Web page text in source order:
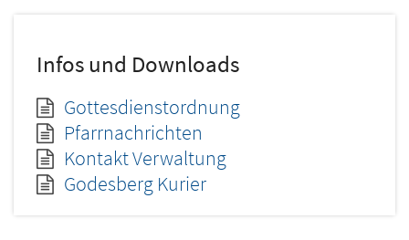
Infos und Downloads
Gottesdienstordnung
Pfarrnachrichten
Kontakt Verwaltung
Godesberg Kurier